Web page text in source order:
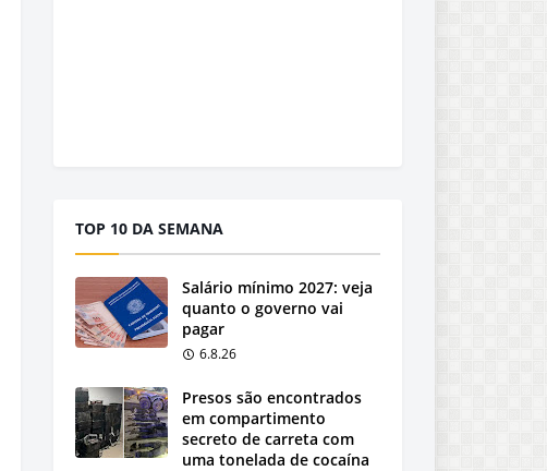
TOP 10 DA SEMANA
Salário mínimo 2027: veja
quanto o governo vai
pagar
6.8.26
Presos são encontrados
em compartimento
secreto de carreta com
uma tonelada de cocaína